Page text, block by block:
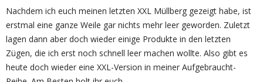
Nachdem ich euch meinen letzten XXL Müllberg gezeigt habe, ist
erstmal eine ganze Weile gar nichts mehr leer geworden. Zuletzt
lagen dann aber doch wieder einige Produkte in den letzten
Zügen, die ich erst noch schnell leer machen wollte. Also gibt es
heute doch wieder eine XXL-Version in meiner Aufgebraucht-